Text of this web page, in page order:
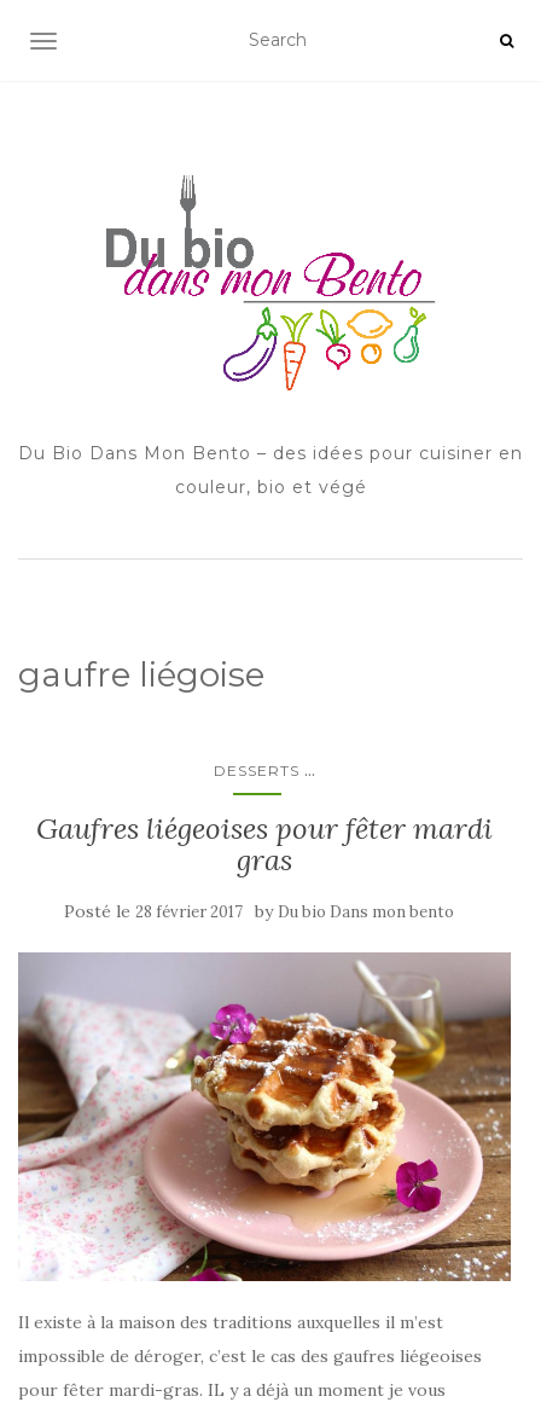
AFFICHER/MASQUER LA NAVIGATION
Du Bio Dans Mon Bento – des idées pour cuisiner en
couleur, bio et végé
gaufre liégoise
DESSERTS ...
Gaufres liégeoises pour fêter mardi
gras
Posté le 28 février 2017 by Du bio Dans mon bento
Il existe à la maison des traditions auxquelles il m’est
impossible de déroger, c’est le cas des gaufres liégeoises
pour fêter mardi-gras. IL y a déjà un moment je vous